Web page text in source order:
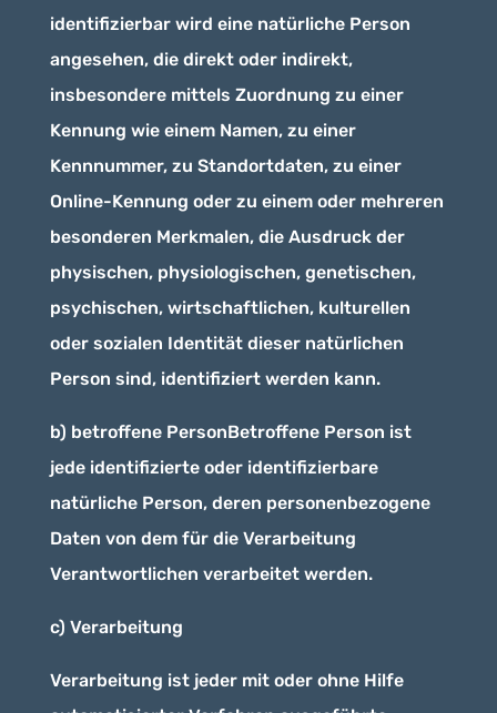
identifizierbar wird eine natürliche Person
angesehen, die direkt oder indirekt,
insbesondere mittels Zuordnung zu einer
Kennung wie einem Namen, zu einer
Kennnummer, zu Standortdaten, zu einer
Online-Kennung oder zu einem oder mehreren
besonderen Merkmalen, die Ausdruck der
physischen, physiologischen, genetischen,
psychischen, wirtschaftlichen, kulturellen
oder sozialen Identität dieser natürlichen
Person sind, identifiziert werden kann.
b) betroffene PersonBetroffene Person ist
jede identifizierte oder identifizierbare
natürliche Person, deren personenbezogene
Daten von dem für die Verarbeitung
Verantwortlichen verarbeitet werden.
c) Verarbeitung
Verarbeitung ist jeder mit oder ohne Hilfe